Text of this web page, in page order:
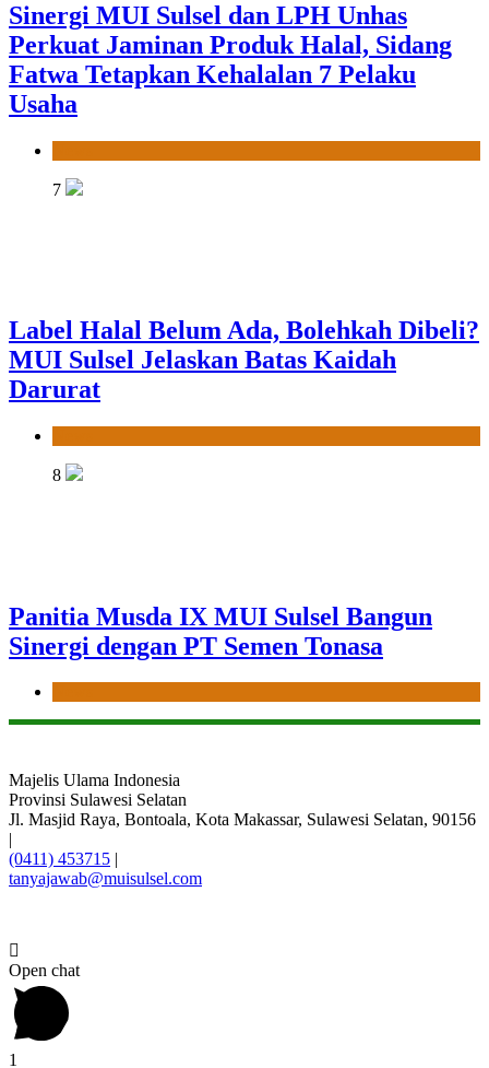
Sinergi MUI Sulsel dan LPH Unhas
Perkuat Jaminan Produk Halal, Sidang
Fatwa Tetapkan Kehalalan 7 Pelaku
Usaha
7
Label Halal Belum Ada, Bolehkah Dibeli?
MUI Sulsel Jelaskan Batas Kaidah
Darurat
8
Panitia Musda IX MUI Sulsel Bangun
Sinergi dengan PT Semen Tonasa
Majelis Ulama Indonesia
Provinsi Sulawesi Selatan
Jl. Masjid Raya, Bontoala, Kota Makassar, Sulawesi Selatan, 90156
|
(0411) 453715 |
tanyajawab@muisulsel.com
Open chat
1